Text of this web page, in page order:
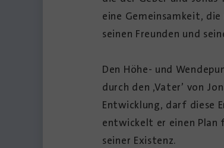
eine Gemeinsamkeit,
seinen Freunden und
Den Höhe- und
durch den ‚Vater’ von
Entwicklung, darf diese
entwickelt er einen Plan
seiner Existenz.